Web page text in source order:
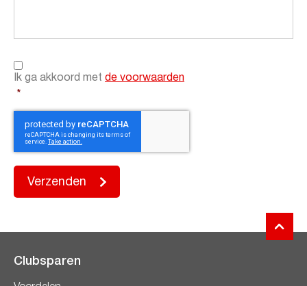
Instemming
voorwaarden
Ik ga akkoord met de voorwaarden
*
Verzenden
Clubsparen